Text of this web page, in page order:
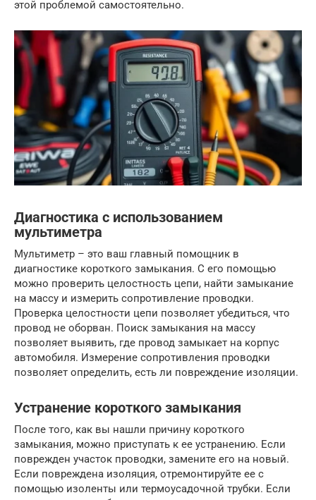
этой проблемой самостоятельно.
Диагностика с использованием
мультиметра
Мультиметр – это ваш главный помощник в
диагностике короткого замыкания. С его помощью
можно проверить целостность цепи, найти замыкание
на массу и измерить сопротивление проводки.
Проверка целостности цепи позволяет убедиться, что
провод не оборван. Поиск замыкания на массу
позволяет выявить, где провод замыкает на корпус
автомобиля. Измерение сопротивления проводки
позволяет определить, есть ли повреждение изоляции.
Устранение короткого замыкания
После того, как вы нашли причину короткого
замыкания, можно приступать к ее устранению. Если
поврежден участок проводки, замените его на новый.
Если повреждена изоляция, отремонтируйте ее с
помощью изоленты или термоусадочной трубки. Если